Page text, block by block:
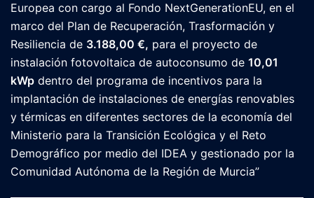
Europea con cargo al Fondo NextGenerationEU, en el
marco del Plan de Recuperación, Trasformación y
Resiliencia de 3.188,00 €, para el proyecto de
instalación fotovoltaica de autoconsumo de 10,01
kWp dentro del programa de incentivos para la
implantación de instalaciones de energías renovables
y térmicas en diferentes sectores de la economía del
Ministerio para la Transición Ecológica y el Reto
Demográfico por medio del IDEA y gestionado por la
Comunidad Autónoma de la Región de Murcia”